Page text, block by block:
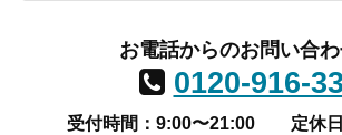
お電話からのお問い合
0120-916-
受付時間：9:00〜21:00 定休